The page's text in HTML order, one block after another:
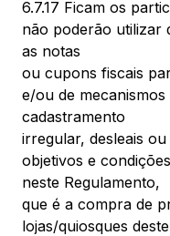
6.7.17 Ficam os
não poderão utilizar
as notas
ou cupons fiscais
e/ou de
cadastramento
irregular, desleais
objetivos e
neste Regulamento,
que é a compra de
lojas/quiosques